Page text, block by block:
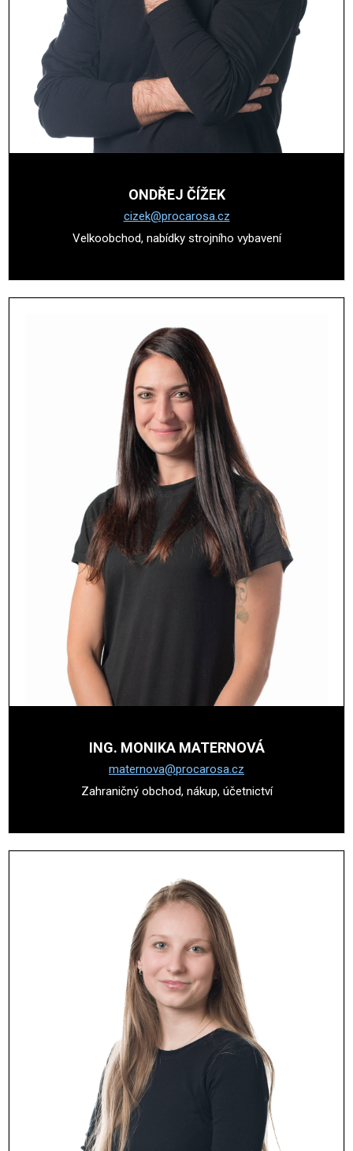
ONDŘEJ ČÍŽEK
cizek@procarosa.cz
Velkoobchod, nabídky strojního vybavení
ING. MONIKA MATERNOVÁ
maternova@procarosa.cz
Zahraničný obchod, nákup, účetnictví